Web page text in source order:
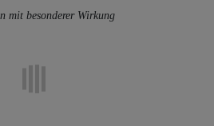
mit besonderer Wirkung